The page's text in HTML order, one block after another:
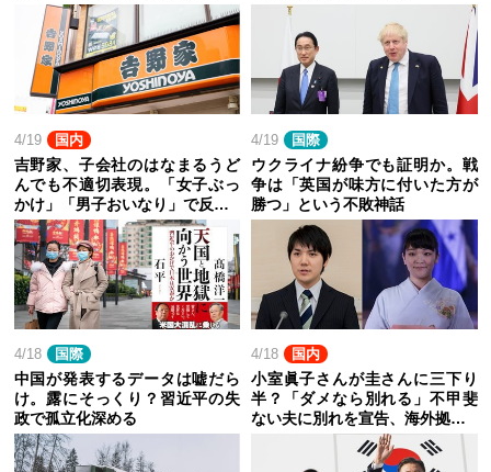
4/19 国内
吉野家、子会社のはなまるうど
んでも不適切表現。「女子ぶっ
かけ」「男子おいなり」で反…
4/19 国際
ウクライナ紛争でも証明か。戦
争は「英国が味方に付いた方が
勝つ」という不敗神話
4/18 国際
中国が発表するデータは嘘だら
け。露にそっくり？習近平の失
政で孤立化深める
4/18 国内
小室眞子さんが圭さんに三下り
半？「ダメなら別れる」不甲斐
ない夫に別れを宣告、海外拠…